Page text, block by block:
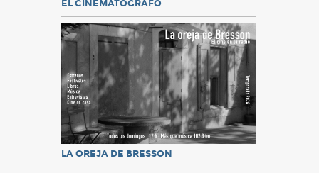
EL CINEMATÓGRAFO
LA OREJA DE BRESSON